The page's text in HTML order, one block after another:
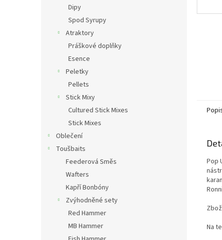
Dipy
Spod Syrupy
Atraktory
Práškové doplňky
Esence
Peletky
Pellets
Stick Mixy
Cultured Stick Mixes
Stick Mixes
Oblečení
Toušbaits
Feederová Směs
Wafters
Kapří Bonbóny
Zvýhodněné sety
Red Hammer
MB Hammer
Pop
Na